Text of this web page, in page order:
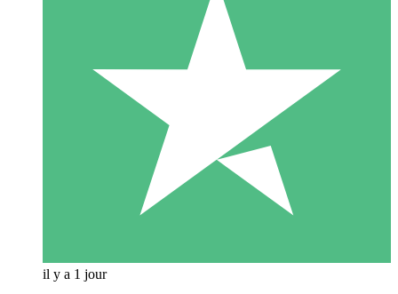
il y a 1 jour